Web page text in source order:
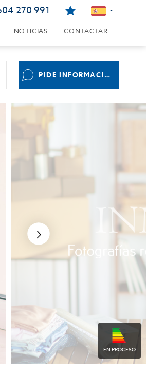
270 991
NOTICIAS CONTACTAR
PIDE INFORMACIÓN
EN PROCESO